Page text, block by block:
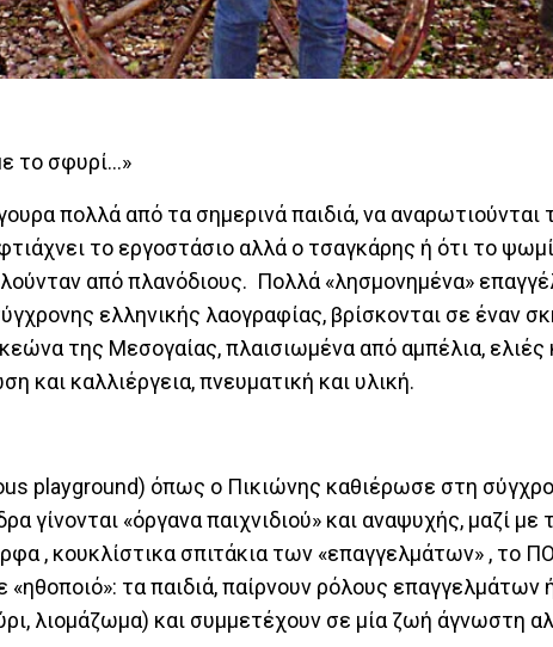
το σφυρί…»
πολλά από τα σημερινά παιδιά, να αναρωτιούνται
το εργοστάσιο αλλά ο τσαγκάρης ή ότι το
από πλανόδιους. Πολλά «λησμονημένα»
ελληνικής λαογραφίας, βρίσκονται σε έναν
της Μεσογαίας, πλαισιωμένα από αμπέλια, ελιές
και καλλιέργεια, πνευματική και υλική.
playground) όπως ο Πικιώνης καθιέρωσε στη
γίνονται «όργανα παιχνιδιού» και αναψυχής, μαζί
, κουκλίστικα σπιτάκια των «επαγγελμάτων» , το
τα παιδιά, παίρνουν ρόλους επαγγελμάτων
λιομάζωμα) και συμμετέχουν σε μία ζωή άγνωστη